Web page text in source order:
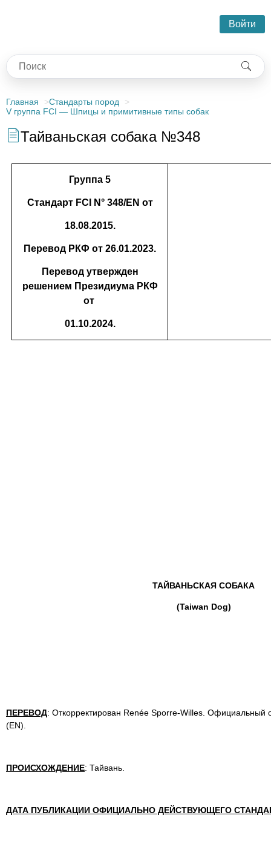
Войти
Главная
Стандарты пород
V группа FCI — Шпицы и примитивные типы собак
Тайваньская собака №348
Группа 5
Стандарт FCI N° 348/EN от
18.08.2015.
Перевод РКФ от 26.01.2023.
Перевод утвержден
решением Президиума РКФ
от
01.10.2024.
ТАЙВАНЬСКАЯ СОБАКА
(Taiwan Dog)
ПЕРЕВОД: Откорректирован Renée Sporre-Willes. Официальный
(EN).
ПРОИСХОЖДЕНИЕ: Тайвань.
ДАТА ПУБЛИКАЦИИ ОФИЦИАЛЬНО ДЕЙСТВУЮЩЕГО